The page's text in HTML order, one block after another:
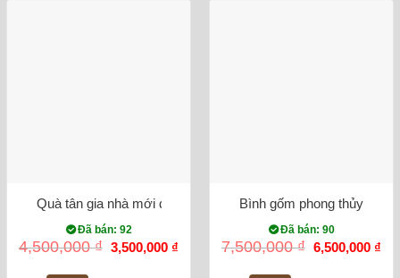
Quà tân gia nhà mới đĩa cảnh tùng hạc sen dát vàng men
Đã bán: 92
4,500,000₫ Giá
gốc
3,500,000 ₫
Bình gốm phong thủy mai
Đã bán: 90
7,500,000₫ Giá
gốc
6,500,000 ₫